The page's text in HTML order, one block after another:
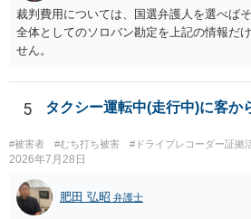
裁判費用については、国選弁護人を選べば
全体としてのソロバン勘定を上記の情報だ
せん。
5 タクシー運転中(走行中)に客か
#被害者 #むち打ち被害 #ドライブレコーダー証拠
2026年7月28日
肥田 弘昭 弁護士